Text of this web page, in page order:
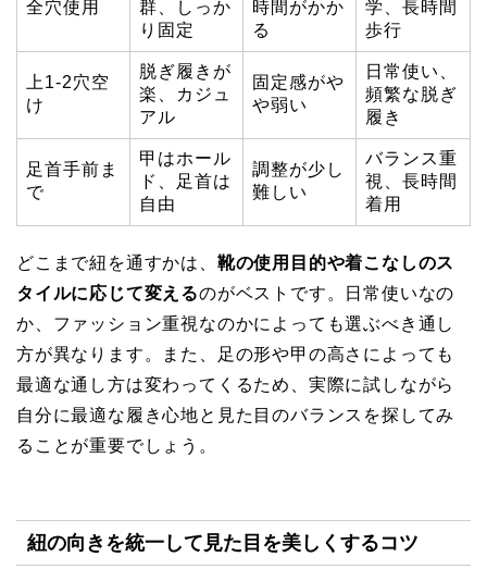
全穴使用
群、しっか
り固定
時間がかか
る
学、長時間
歩行
上1-2穴空
け
脱ぎ履きが
楽、カジュ
アル
固定感がや
や弱い
日常使い、
頻繁な脱ぎ
履き
足首手前ま
で
甲はホール
ド、足首は
自由
調整が少し
難しい
バランス重
視、長時間
着用
どこまで紐を通すかは、 靴の使用目的や着こなしのス
タイルに応じて変えるのがベストです。日常使いなの
か、ファッション重視なのかによっても選ぶべき通し
方が異なります。また、足の形や甲の高さによっても
最適な通し方は変わってくるため、実際に試しながら
自分に最適な履き心地と見た目のバランスを探してみ
ることが重要でしょう。
紐の向きを統一して見た目を美しくするコツ